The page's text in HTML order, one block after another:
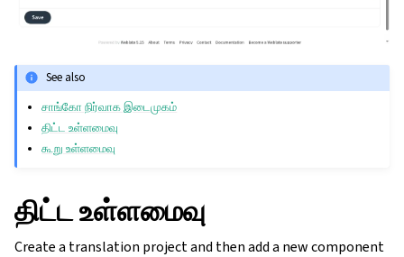
See also
சாங்கோ நிர்வாக இடைமுகம்
திட்ட உள்ளமைவு
கூறு உள்ளமைவு
திட்ட உள்ளமைவு
Create a translation project and then add a new component